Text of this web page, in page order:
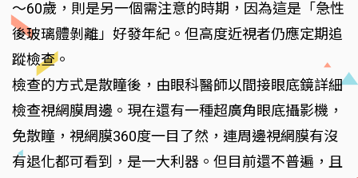
～60歲，則是另一個需注意的時期，因為這是「急性
後玻璃體剝離」好發年紀。但高度近視者仍應定期追
蹤檢查。
檢查的方式是散瞳後，由眼科醫師以間接眼底鏡詳細
檢查視網膜周邊。現在還有一種超廣角眼底攝影機，
免散瞳，視網膜360度一目了然，連周邊視網膜有沒
有退化都可看到，是一大利器。但目前還不普遍，且